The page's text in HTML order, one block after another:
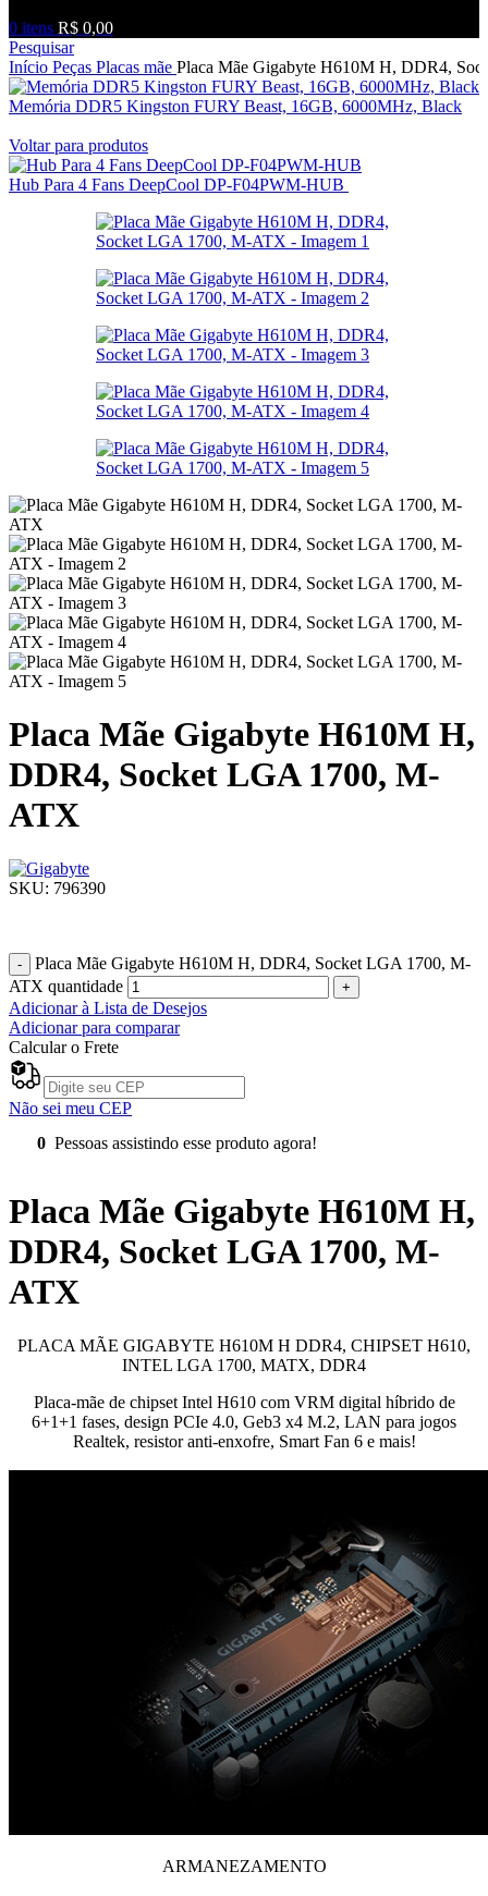
0 itens R$ 0,00
Pesquisar
Início Peças Placas mãe Placa Mãe Gigabyte H610M H, DDR4,
Memória DDR5 Kingston FURY Beast, 16GB, 6000MHz, Black
Voltar para produtos
Hub Para 4 Fans DeepCool DP-F04PWM-HUB
Placa Mãe Gigabyte H610M H,
DDR4, Socket LGA 1700, M-
ATX
SKU: 796390
Placa Mãe Gigabyte H610M H, DDR4, Socket LGA 1700, M-
ATX quantidade
Adicionar à Lista de Desejos
Adicionar para comparar
Calcular o Frete
Não sei meu CEP
0 Pessoas assistindo esse produto agora!
Placa Mãe Gigabyte H610M H,
DDR4, Socket LGA 1700, M-
ATX
PLACA MÃE GIGABYTE H610M H DDR4, CHIPSET H610,
INTEL LGA 1700, MATX, DDR4
Placa-mãe de chipset Intel H610 com VRM digital híbrido de
6+1+1 fases, design PCIe 4.0, Geb3 x4 M.2, LAN para jogos
Realtek, resistor anti-enxofre, Smart Fan 6 e mais!
ARMANEZAMENTO